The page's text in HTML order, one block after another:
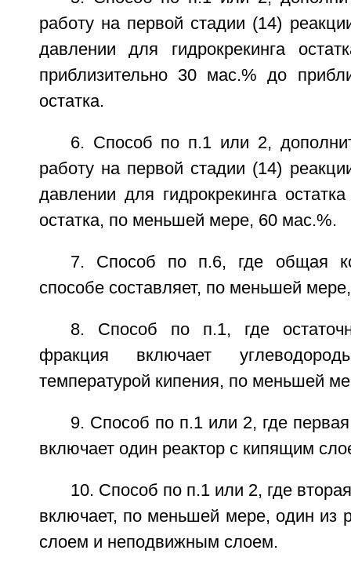
работу на первой стадии (14)
давлении для гидрокрекинга
приблизительно 30 мас.% до
остатка.
6. Способ по п.1 или 2,
работу на первой стадии (14)
давлении для гидрокрекинга
остатка, по меньшей мере, 60 мас.%.
7. Способ по п.6, где общая
способе составляет, по меньшей
8. Способ по п.1, где
фракция включает
температурой кипения, по меньшей
9. Способ по п.1 или 2, где
включает один реактор с кипящим
10. Способ по п.1 или 2, где
включает, по меньшей мере, один из
слоем и неподвижным слоем.